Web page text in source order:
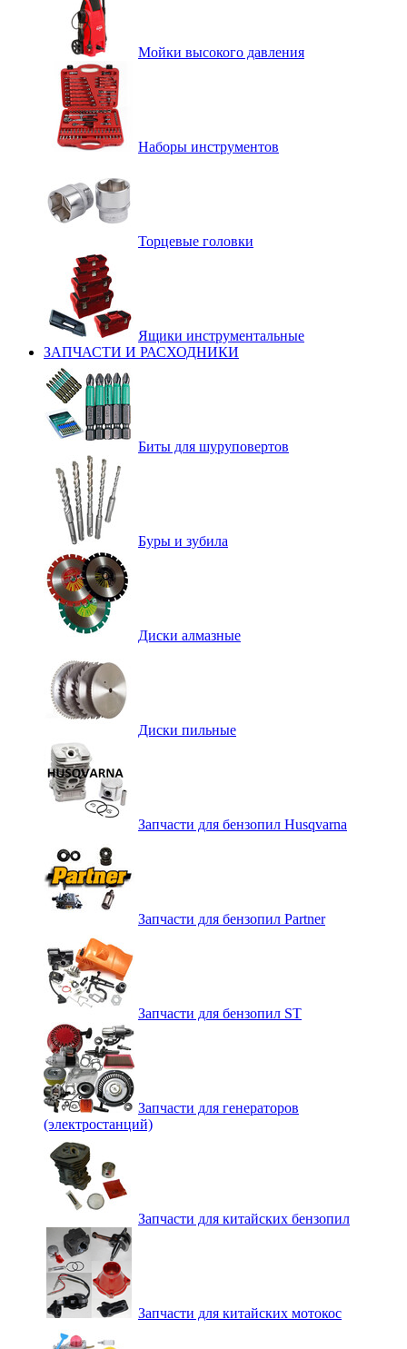
Мойки высокого давления
Наборы инструментов
Торцевые головки
Ящики инструментальные
ЗАПЧАСТИ И РАСХОДНИКИ
Биты для шуруповертов
Буры и зубила
Диски алмазные
Диски пильные
Запчасти для бензопил Husqvarna
Запчасти для бензопил Partner
Запчасти для бензопил ST
Запчасти для генераторов
(электростанций)
Запчасти для китайских бензопил
Запчасти для китайских мотокос